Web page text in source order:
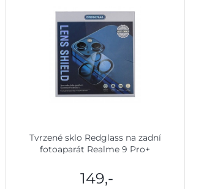
Tvrzené sklo Redglass na zadní
fotoaparát Realme 9 Pro+
149,-